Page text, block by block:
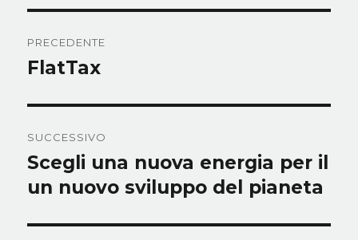
articoli
PRECEDENTE
Articolo
FlatTax
SUCCESSIVO
Articolo
successivo:
Scegli una nuova energia per il
un nuovo sviluppo del pianeta